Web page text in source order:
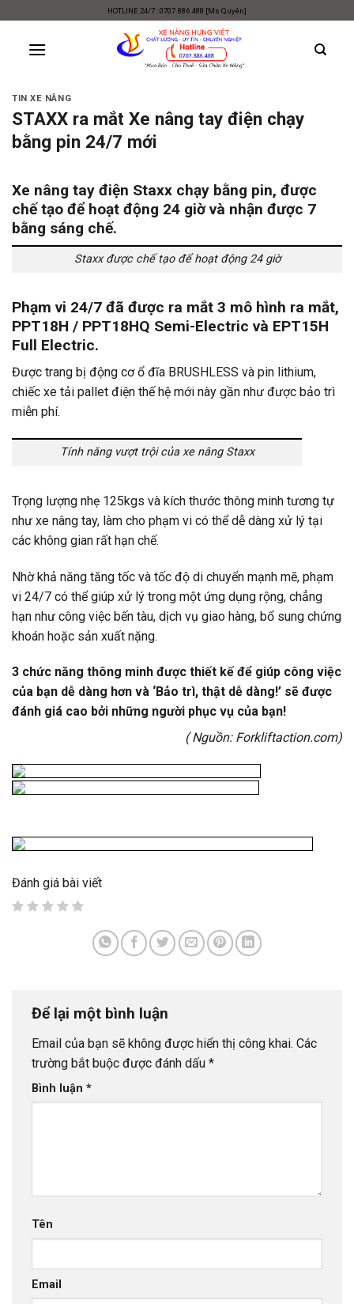
content
HOTLINE 24/7 : 0707.886.488 [Ms Quyên]
TIN XE NÂNG
STAXX ra mắt Xe nâng tay điện chạy
bằng pin 24/7 mới
Xe nâng tay điện Staxx chạy bằng pin, được
chế tạo để hoạt động 24 giờ và nhận được 7
bằng sáng chế.
Staxx được chế tạo để hoạt động 24 giờ
Phạm vi 24/7 đã được ra mắt 3 mô hình ra mắt,
PPT18H / PPT18HQ Semi-Electric và EPT15H
Full Electric.
Được trang bị động cơ ổ đĩa BRUSHLESS và pin lithium,
chiếc xe tải pallet điện thế hệ mới này gần như được bảo trì
miễn phí.
Tính năng vượt trội của xe nâng Staxx
Trọng lượng nhẹ 125kgs và kích thước thông minh tương tự
như xe nâng tay, làm cho phạm vi có thể dễ dàng xử lý tại
các không gian rất hạn chế.
Nhờ khả năng tăng tốc và tốc độ di chuyển mạnh mẽ, phạm
vi 24/7 có thể giúp xử lý trong một ứng dụng rộng, chẳng
hạn như công việc bến tàu, dịch vụ giao hàng, bổ sung chứng
khoán hoặc sản xuất nặng.
3 chức năng thông minh được thiết kế để giúp công việc
của bạn dễ dàng hơn và ‘Bảo trì, thật dễ dàng!’ sẽ được
đánh giá cao bởi những người phục vụ của bạn!
( Nguồn: Forkliftaction.com)
Đánh giá bài viết
Để lại một bình luận
Email của bạn sẽ không được hiển thị công khai. Các
trường bắt buộc được đánh dấu *
Bình luận *
Tên
Email